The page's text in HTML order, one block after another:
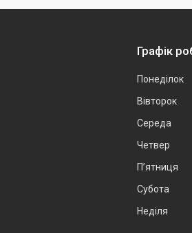
Графік
Понеділок
Вівторок
Середа
Четвер
Пʼятниця
Субота
Неділя